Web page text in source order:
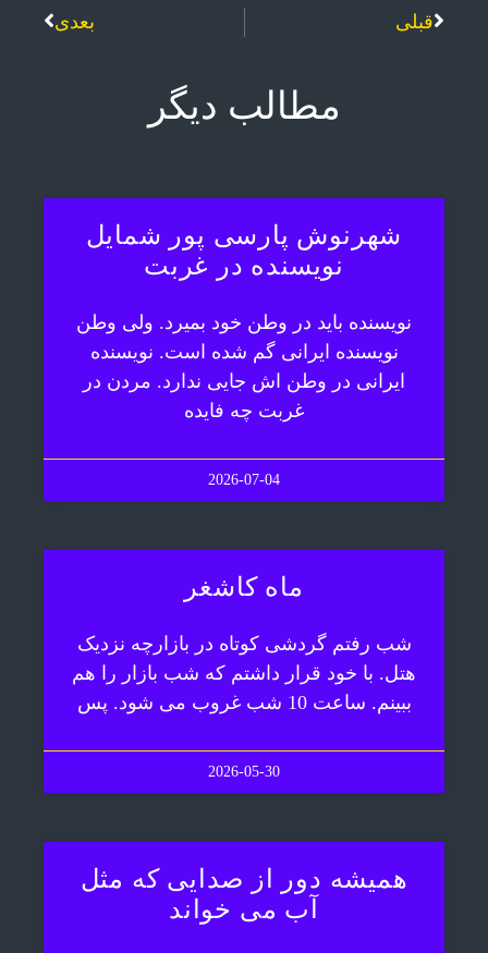
قبلی بعدی
مطالب دیگر
شهرنوش پارسی پور شمایل
نویسنده در غربت
نویسنده باید در وطن خود بمیرد. ولی وطن
نویسنده ایرانی گم شده است. نویسنده
ایرانی در وطن اش جایی ندارد. مردن در
غربت چه فایده
2026-07-04
ماه کاشغر
شب رفتم گردشی کوتاه در بازارچه نزدیک
هتل. با خود قرار داشتم که شب بازار را هم
ببینم. ساعت 10 شب غروب می شود. پس
2026-05-30
همیشه دور از صدایی که مثل
آب می خواند